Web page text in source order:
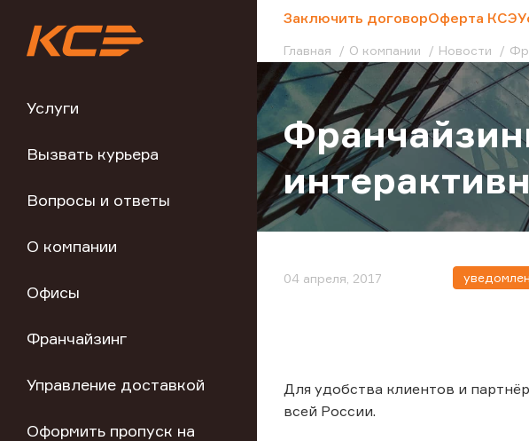
Услуги
Вызвать курьера
Вопросы и ответы
О компании
Офисы
Франчайзинг
Управление доставкой
Оформить пропуск на
Заключить договорОферта КСЭ
Главная О компании Новости
04 апреля, 2017
Для удобства клиентов и
всей России.